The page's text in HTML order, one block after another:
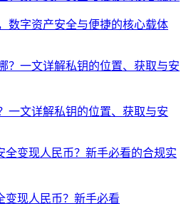
数字资产安全与便捷的核心载体
一文详解私钥的位置、获取与安
变现人民币？新手必看